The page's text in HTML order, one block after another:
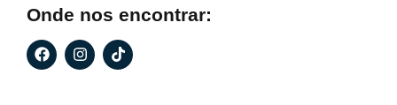
Onde nos encontrar:
F
a
c
I
n
s
T
i
k